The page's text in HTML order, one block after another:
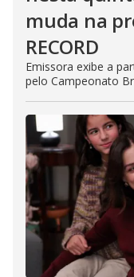
muda na
RECORD
Emissora exibe a
pelo Campeonato